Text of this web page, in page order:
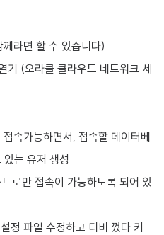
라면 할 수 있습니다)
(오라클 클라우드 네트워크 세
속가능하면서, 접속할 데이터베
는 유저 생성
로만 접속이 가능하도록 되어 있
정 파일 수정하고 디비 껐다 키